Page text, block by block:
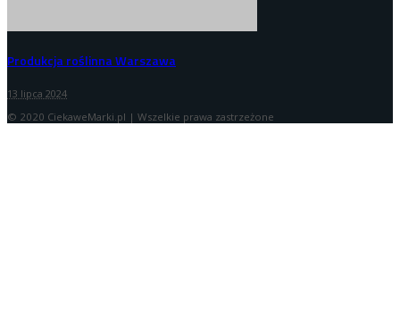
Produkcja roślinna Warszawa
13 lipca 2024
© 2020 CiekaweMarki.pl | Wszelkie prawa zastrzeżone